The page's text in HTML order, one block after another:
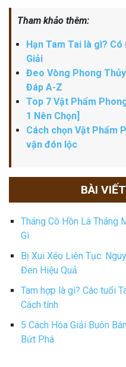
Tham khảo thêm:
Hạn Tam Tai là gì?
Giải
Đeo Vòng Phong
Đáp A-Z
Top 7 Vật Phẩm
1 Nên Chọn]
Cách chọn Vật Phẩm
vận đón lộc
BÀI
Tháng Cô Hồn Là Tháng
Gì
Bị Xui Xẻo Liên Tục:
Đen Hiệu Quả
Tam hợp là gì? Các tuổi
Cách tính
5 Cách Hóa Giải Buôn
Bứt Phá